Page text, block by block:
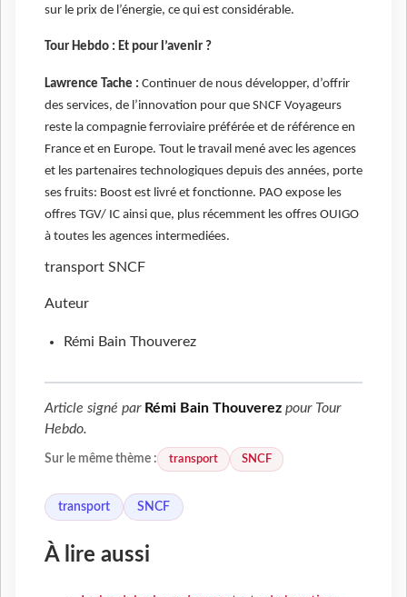
sur le prix de l’énergie, ce qui est considérable.
Tour Hebdo : Et pour l’avenir ?
Lawrence Tache : Continuer de nous développer, d’offrir
des services, de l’innovation pour que SNCF Voyageurs
reste la compagnie ferroviaire préférée et de référence en
France et en Europe. Tout le travail mené avec les agences
et les partenaires technologiques depuis des années, porte
ses fruits: Boost est livré et fonctionne. PAO expose les
offres TGV/ IC ainsi que, plus récemment les offres OUIGO
à toutes les agences intermediées.
transport SNCF
Auteur
Rémi Bain Thouverez
Article signé par Rémi Bain Thouverez pour Tour
Hebdo.
Sur le même thème : transport SNCF
transport SNCF
À lire aussi